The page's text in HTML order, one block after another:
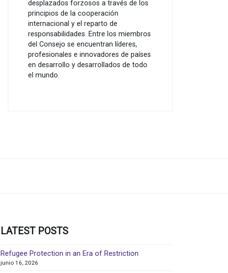
desplazados forzosos a través de los
principios de la cooperación
internacional y el reparto de
responsabilidades. Entre los miembros
del Consejo se encuentran líderes,
profesionales e innovadores de países
en desarrollo y desarrollados de todo
el mundo.
LATEST POSTS
Refugee Protection in an Era of Restriction
junio 16, 2026